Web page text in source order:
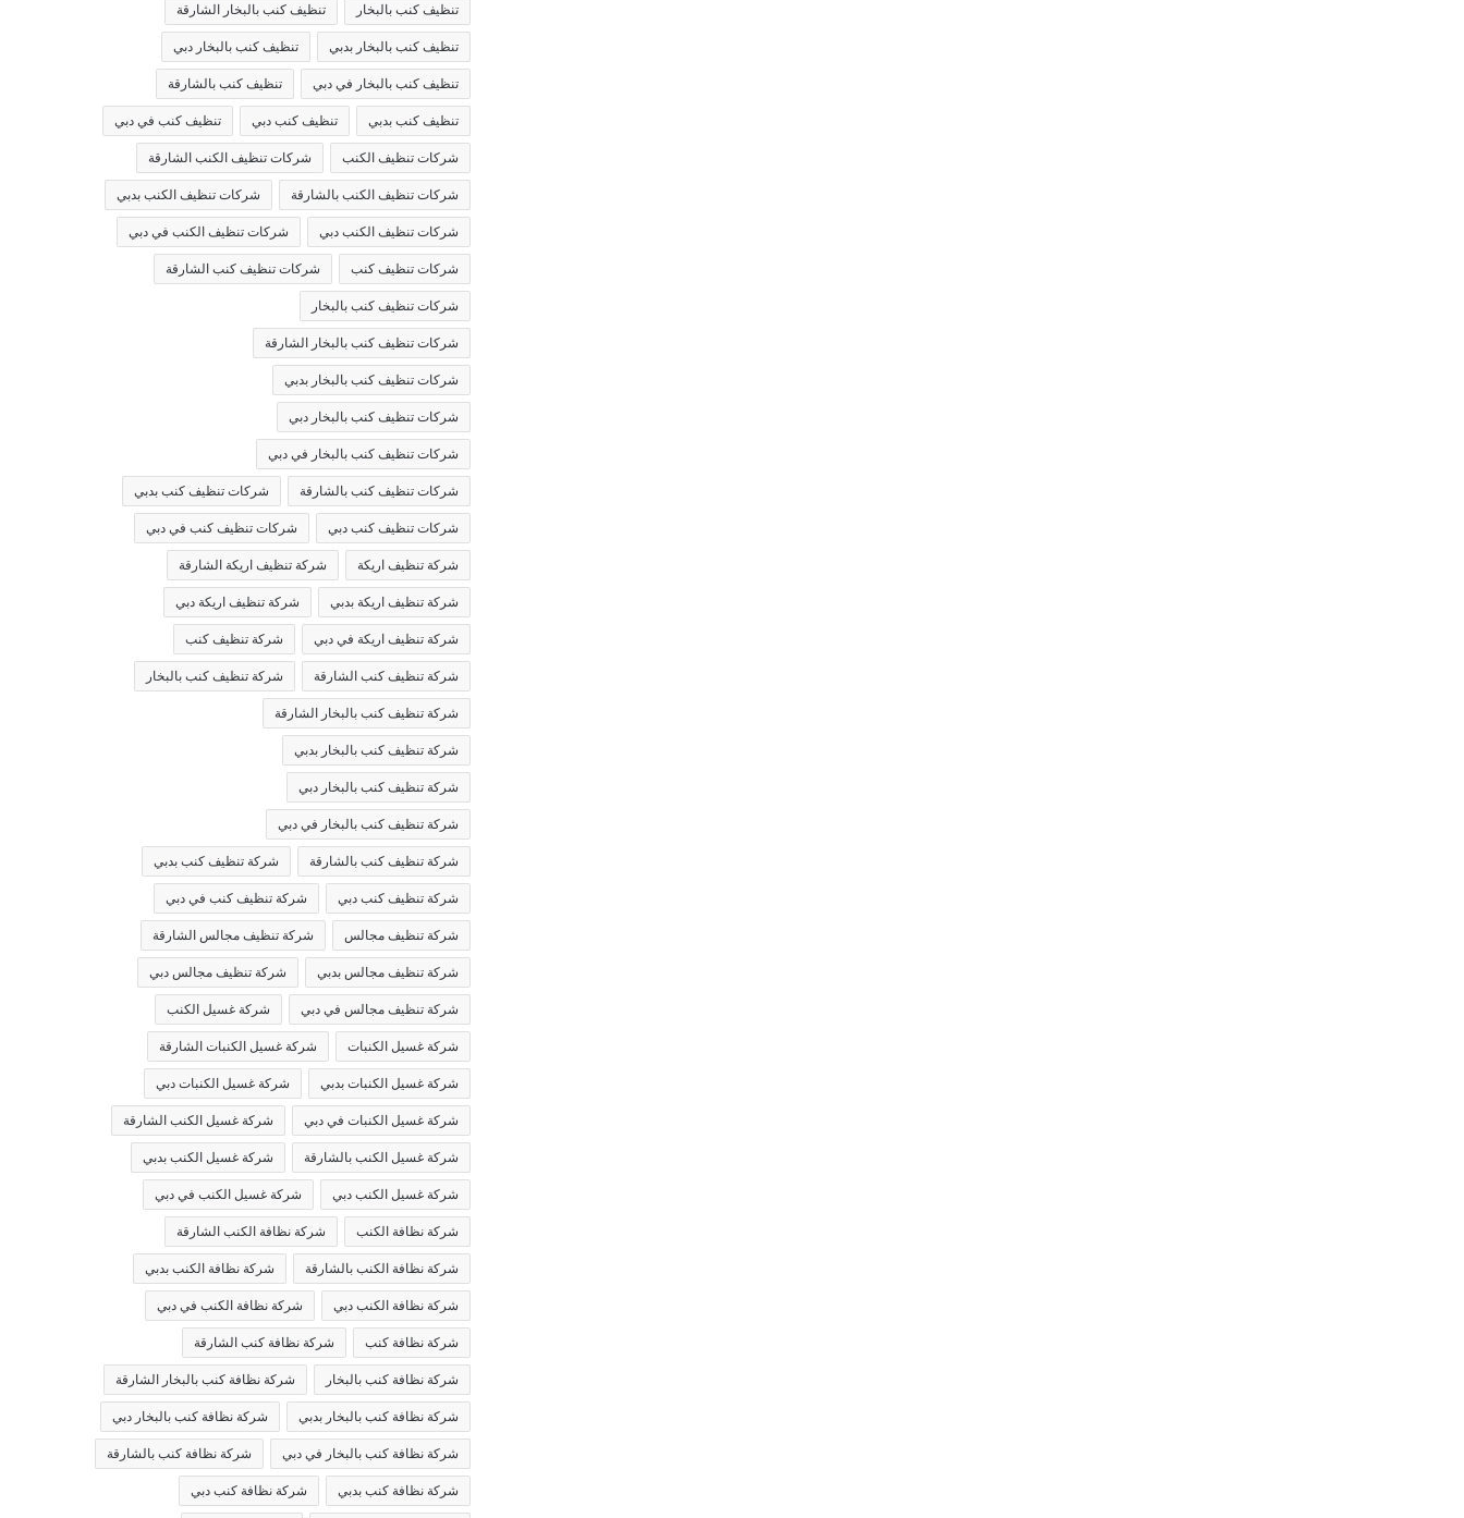
تنظيف كنب بالبخار تنظيف كنب بالبخار الشارقة
تنظيف كنب بالبخار بدبي تنظيف كنب بالبخار دبي
تنظيف كنب بالبخار في دبي تنظيف كنب بالشارقة
تنظيف كنب بدبي تنظيف كنب دبي تنظيف كنب في دبي
شركات تنظيف الكنب شركات تنظيف الكنب الشارقة
شركات تنظيف الكنب بالشارقة شركات تنظيف الكنب بدبي
شركات تنظيف الكنب دبي شركات تنظيف الكنب في دبي
شركات تنظيف كنب شركات تنظيف كنب الشارقة
شركات تنظيف كنب بالبخار
شركات تنظيف كنب بالبخار الشارقة
شركات تنظيف كنب بالبخار بدبي
شركات تنظيف كنب بالبخار دبي
شركات تنظيف كنب بالبخار في دبي
شركات تنظيف كنب بالشارقة شركات تنظيف كنب بدبي
شركات تنظيف كنب دبي شركات تنظيف كنب في دبي
شركة تنظيف اريكة شركة تنظيف اريكة الشارقة
شركة تنظيف اريكة بدبي شركة تنظيف اريكة دبي
شركة تنظيف اريكة في دبي شركة تنظيف كنب
شركة تنظيف كنب الشارقة شركة تنظيف كنب بالبخار
شركة تنظيف كنب بالبخار الشارقة
شركة تنظيف كنب بالبخار بدبي
شركة تنظيف كنب بالبخار دبي
شركة تنظيف كنب بالبخار في دبي
شركة تنظيف كنب بالشارقة شركة تنظيف كنب بدبي
شركة تنظيف كنب دبي شركة تنظيف كنب في دبي
شركة تنظيف مجالس شركة تنظيف مجالس الشارقة
شركة تنظيف مجالس بدبي شركة تنظيف مجالس دبي
شركة تنظيف مجالس في دبي شركة غسيل الكنب
شركة غسيل الكنبات شركة غسيل الكنبات الشارقة
شركة غسيل الكنبات بدبي شركة غسيل الكنبات دبي
شركة غسيل الكنبات في دبي شركة غسيل الكنب الشارقة
شركة غسيل الكنب بالشارقة شركة غسيل الكنب بدبي
شركة غسيل الكنب دبي شركة غسيل الكنب في دبي
شركة نظافة الكنب شركة نظافة الكنب الشارقة
شركة نظافة الكنب بالشارقة شركة نظافة الكنب بدبي
شركة نظافة الكنب دبي شركة نظافة الكنب في دبي
شركة نظافة كنب شركة نظافة كنب الشارقة
شركة نظافة كنب بالبخار شركة نظافة كنب بالبخار الشارقة
شركة نظافة كنب بالبخار بدبي شركة نظافة كنب بالبخار دبي
شركة نظافة كنب بالبخار في دبي شركة نظافة كنب بالشارقة
شركة نظافة كنب بدبي شركة نظافة كنب دبي